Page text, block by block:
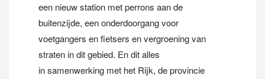
een nieuw station met perrons aan de
buitenzijde, een onderdoorgang voor
voetgangers en fietsers en vergroening van
straten in dit gebied. En dit alles
in samenwerking met het Rijk, de provincie